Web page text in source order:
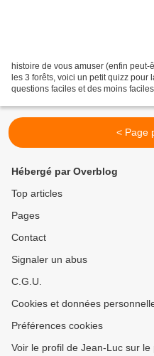
histoire de vous amuser (enfin
les 3 forêts, voici un petit quizz pour
questions faciles et des moins
< Page
Hébergé par Overblog
Top articles
Pages
Contact
Signaler un abus
C.G.U.
Cookies et données
Préférences cookies
Voir le profil de Jean-Luc sur le